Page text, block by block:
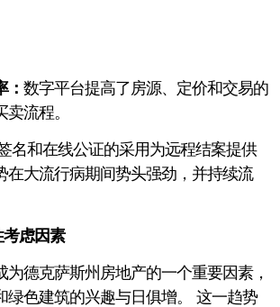
： 数字平台提高了房源、定价和交易的
流程。
名和在线公证的采用为远程结案提供
在大流行病期间势头强劲，并持续流
虑因素
为德克萨斯州房地产的一个重要因素，
绿色建筑的兴趣与日俱增。 这一趋势